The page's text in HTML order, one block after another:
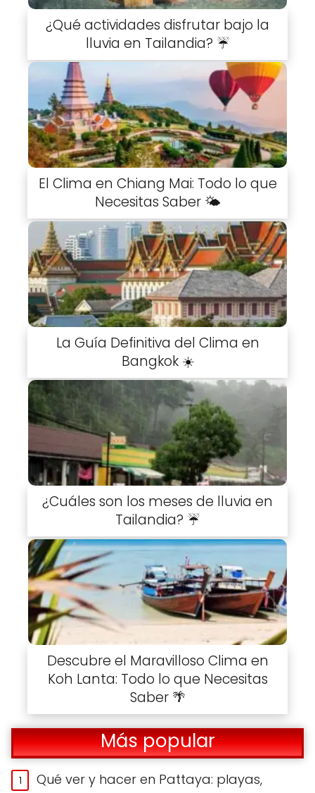
¿Qué actividades disfrutar bajo la
lluvia en Tailandia? ☔
El Clima en Chiang Mai: Todo lo que
Necesitas Saber 🌤️
La Guía Definitiva del Clima en
Bangkok ☀️
¿Cuáles son los meses de lluvia en
Tailandia? ☔️
Descubre el Maravilloso Clima en
Koh Lanta: Todo lo que Necesitas
Saber 🌴
Más popular
Qué ver y hacer en Pattaya: playas,